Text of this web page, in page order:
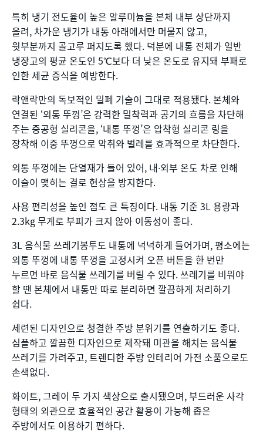
특히 냉기 전도율이 높은 알루미늄을 본체 내부 상단까지
올려, 차가운 냉기가 내통 아래에서만 머물지 않고,
윗부분까지 골고루 퍼지도록 했다. 덕분에 내통 전체가 일반
냉장고의 평균 온도인 5℃보다 더 낮은 온도로 유지돼 부패로
인한 세균 증식을 예방한다.
락앤락만의 독보적인 밀폐 기술이 그대로 적용됐다. 본체와
연결된 ‘외통 뚜껑’은 강력한 밀착력과 공기의 흐름을 차단해
주는 중공형 실리콘을, ‘내통 뚜껑’은 압착형 실리콘 링을
장착해 이중 뚜껑으로 악취와 벌레를 효과적으로 차단한다.
외통 뚜껑에는 단열재가 들어 있어, 내∙외부 온도 차로 인해
이슬이 맺히는 결로 현상을 방지한다.
사용 편리성을 높인 점도 큰 특징이다. 내통 기준 3L 용량과
2.3kg 무게로 부피가 크지 않아 이동성이 좋다.
3L 음식물 쓰레기봉투도 내통에 넉넉하게 들어가며, 평소에는
외통 뚜껑에 내통 뚜껑을 고정시켜 오픈 버튼을 한 번만
누르면 바로 음식물 쓰레기를 버릴 수 있다. 쓰레기를 비워야
할 땐 본체에서 내통만 따로 분리하면 깔끔하게 처리하기
쉽다.
세련된 디자인으로 청결한 주방 분위기를 연출하기도 좋다.
심플하고 깔끔한 디자인으로 제작돼 미관을 해치는 음식물
쓰레기를 가려주고, 트렌디한 주방 인테리어 가전 소품으로도
손색없다.
화이트, 그레이 두 가지 색상으로 출시됐으며, 부드러운 사각
형태의 외관으로 효율적인 공간 활용이 가능해 좁은
주방에서도 이용하기 편하다.